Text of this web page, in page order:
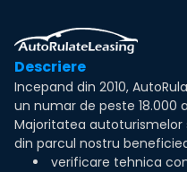
Descriere
Incepand din 2010,
un numar de peste 18.000
Majoritatea
din parcul nostru
verificare tehnica